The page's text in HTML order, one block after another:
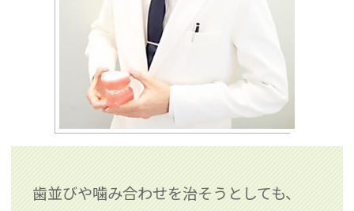
歯並びや噛み合わせを治そうとしても、